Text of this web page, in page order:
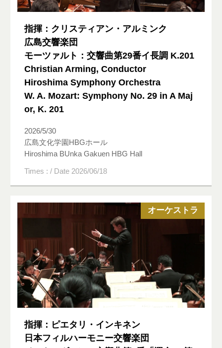
指揮：クリスティアン・アルミンク
広島交響楽団
モーツァルト：交響曲第29番イ長調 K.201
Christian Arming, Conductor
Hiroshima Symphony Orchestra
W. A. Mozart: Symphony No. 29 in A Maj
or, K. 201
2026/5/30
広島文化学園HBGホール
Hiroshima BUnka Gakuen HBG Hall
Times : / Date 2026/06/18
指揮：ピエタリ・インキネン
日本フィルハーモニー交響楽団
オーケストラ